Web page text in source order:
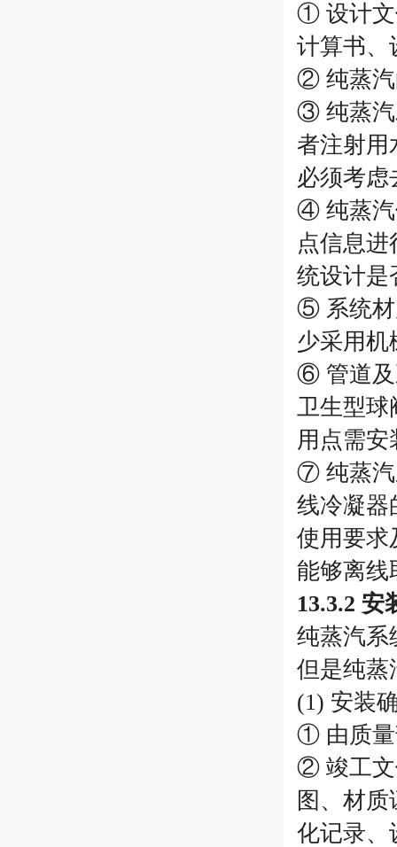
① 设计文
计算书、
② 纯蒸汽
③ 纯蒸汽
者注射用
必须考虑
④ 纯蒸汽
点信息
统设计是
⑤ 系统材
少采用机
⑥ 管道及
卫生型球
用点需安
⑦ 纯蒸汽
线冷凝器
使用要求
能够离线
13.3.2 安
纯蒸汽系
但是纯蒸
(1) 安装
① 由质量
② 竣工文
图、材
化记录、